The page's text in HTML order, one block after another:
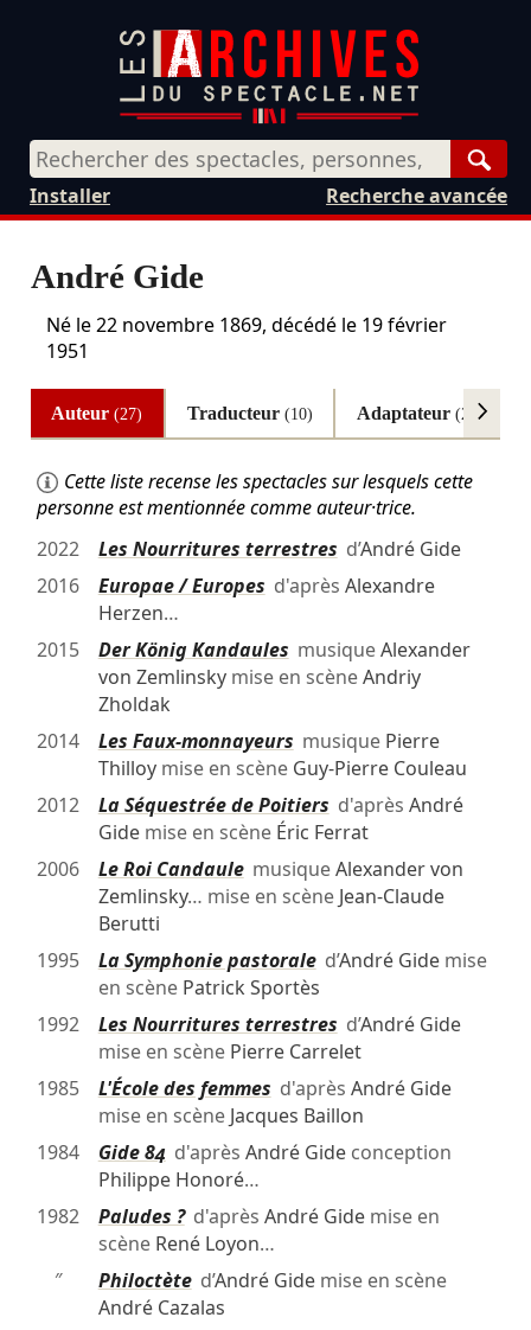
Recherche avancée
Installer
André Gide
Né le22 novembre 1869, décédé le 19 février
1951
Auteur(27) Traducteur (10) Adaptateur(2)
Cette liste recense les spectacles sur lesquels cette
personne est mentionnée comme auteur·trice.
2022
Les Nourritures terrestres d’André Gide
2016
Europae / Europes d'après Alexandre
Herzen…
2015
Der König Kandaules musiqueAlexander
von Zemlinskymise en scèneAndriy
Zholdak
2014
Les Faux-monnayeurs musique Pierre
Thilloymise en scène Guy-Pierre Couleau
2012
La Séquestrée de Poitiers d'après André
Gidemise en scène Éric Ferrat
2006
Le Roi CandaulemusiqueAlexander von
Zemlinsky… mise en scène Jean-Claude
Berutti
1995
La Symphonie pastoraled’André Gidemise
en scène Patrick Sportès
1992
Les Nourritures terrestres d’André Gide
mise en scène Pierre Carrelet
1985
L'École des femmes d'après André Gide
mise en scène Jacques Baillon
1984
Gide 84 d'après André Gideconception
Philippe Honoré…
1982
Paludes ?d'après André Gidemise en
scène René Loyon…
″
Philoctèted’André Gidemise en scène
André Cazalas